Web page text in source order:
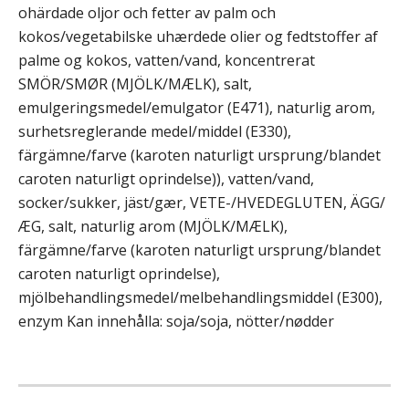
ohärdade oljor och fetter av palm och
kokos/vegetabilske uhærdede olier og fedtstoffer af
palme og kokos, vatten/vand, koncentrerat
SMÖR/SMØR (MJÖLK/MÆLK), salt,
emulgeringsmedel/emulgator (E471), naturlig arom,
surhetsreglerande medel/middel (E330),
färgämne/farve (karoten naturligt ursprung/blandet
caroten naturligt oprindelse)), vatten/vand,
socker/sukker, jäst/gær, VETE-/HVEDEGLUTEN, ÄGG/
ÆG, salt, naturlig arom (MJÖLK/MÆLK),
färgämne/farve (karoten naturligt ursprung/blandet
caroten naturligt oprindelse),
mjölbehandlingsmedel/melbehandlingsmiddel (E300),
enzym Kan innehålla: soja/soja, nötter/nødder